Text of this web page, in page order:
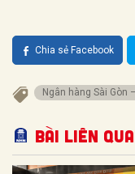
Chia sẻ Facebook
Ngân hàng Sài Gòn
Bài liên